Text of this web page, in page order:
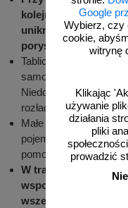
Google
Wybierz, czy
cookie,
witrynę
Klikając
używanie
działania
pliki
prowadzić
kolejności
uniknięcia
porysowania
Tablice o znacznych
samochodu w pozycji
Niedopuszczalne jest
rozładunku
Małe znaki i elementy
pojemnikach lub na
pomocy wózka
W trakcie montażu
wsporczych w
wszelkich starań by